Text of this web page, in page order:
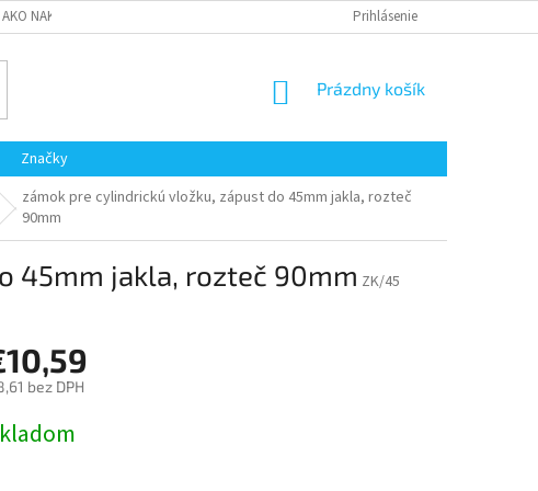
AKO NAKUPOVAŤ Prihlásenie
NÁKUPNÝ
Prázdny košík
Značky
zámok pre cylindrickú vložku, zápust do 45mm jakla, rozteč
90mm
45mm jakla, rozteč 90mm ZK/45
bez DPH